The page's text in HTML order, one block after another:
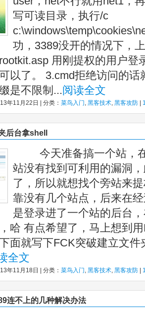
写可读目录，执行/c
功，3389没开的情况下，
用刚提权的用户登
以了。 3.cmd拒绝访问的话
是不限制...阅读全文
年11月22日 | 分类： 菜鸟入门, 黑客技术, 黑客攻防
后台拿shell
今天准备搞一个站，在
站没有找到可利用的漏洞
了，所以就想找个旁站来
靠没有几个站点，后来在
是登录进了一个站的后台
哈 有点希望了，马上想到
面就写下FCK突破建立文
全文
年11月18日 | 分类： 菜鸟入门, 黑客技术, 黑客攻防
连不上的几种解决办法